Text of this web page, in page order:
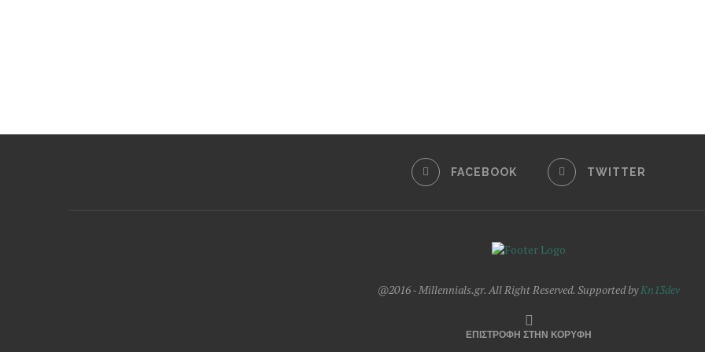
FACEBOOK TWITTER
@2016 - Millennials.gr. All Right Reserved. Supported byKn13dev
ΕΠΙΣΤΡΟΦΗ ΣΤΗΝ ΚΟΡΥΦΗ